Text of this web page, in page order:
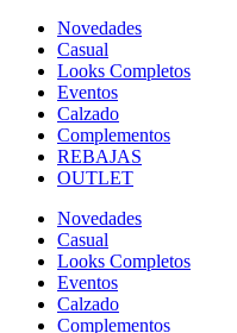
Novedades
Casual
Looks Completos
Eventos
Calzado
Complementos
REBAJAS
OUTLET
Novedades
Casual
Looks Completos
Eventos
Calzado
Complementos